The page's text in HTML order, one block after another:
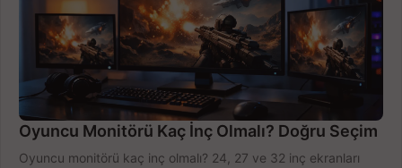
Oyuncu Monitörü Kaç İnç Olmalı? Doğru Seçim
Oyuncu monitörü kaç inç olmalı? 24, 27 ve 32 inç ekranları